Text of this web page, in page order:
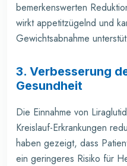
bemerkenswerten
wirkt appetitzügelnd und
Gewichtsabnahme
3. Verbesserung
Gesundheit
Die Einnahme von
Kreislauf-Erkrankungen
haben gezeigt, dass
ein geringeres Risiko für